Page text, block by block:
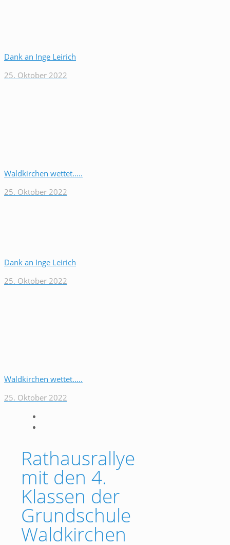
Dank an Inge Leirich
25. Oktober 2022
Waldkirchen wettet…..
25. Oktober 2022
Dank an Inge Leirich
25. Oktober 2022
Waldkirchen wettet…..
25. Oktober 2022
Rathausrallye
mit den 4.
Klassen der
Grundschule
Waldkirchen